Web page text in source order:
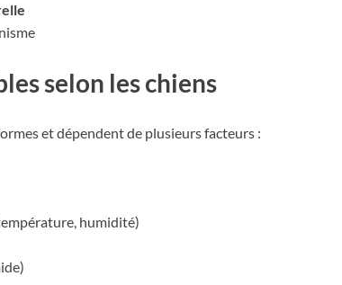
selon les chiens
et dépendent de plusieurs facteurs :
humidité)